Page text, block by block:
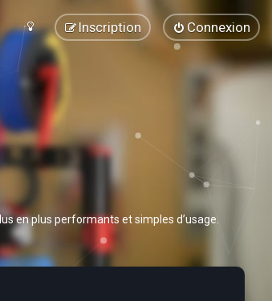
Connexion
Inscription
en plus performants et simples d’usage.